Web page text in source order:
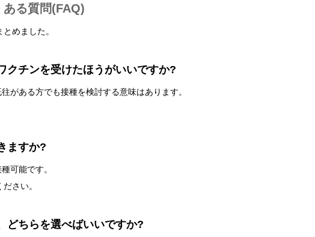
る質問(FAQ)
めました。
クチンを受けたほうがいいですか?
がある方でも接種を検討する意味はあります。
ますか?
可能です。
さい。
どちらを選べばいいですか?